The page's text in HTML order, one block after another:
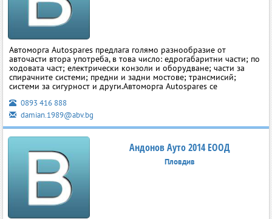
Автоморга Autospares предлага голямо разнообразие от
авточасти втора употреба, в това число: едрогабаритни части; по
ходовата част; електрически конзоли и оборудване; части за
спирачните системи; предни и задни мостове; трансмисий;
системи за сигурност и други.Автоморга Autospares се
0893 416 888
damian.1989@abv.bg
Андонов Ауто 2014 ЕООД
Пловдив